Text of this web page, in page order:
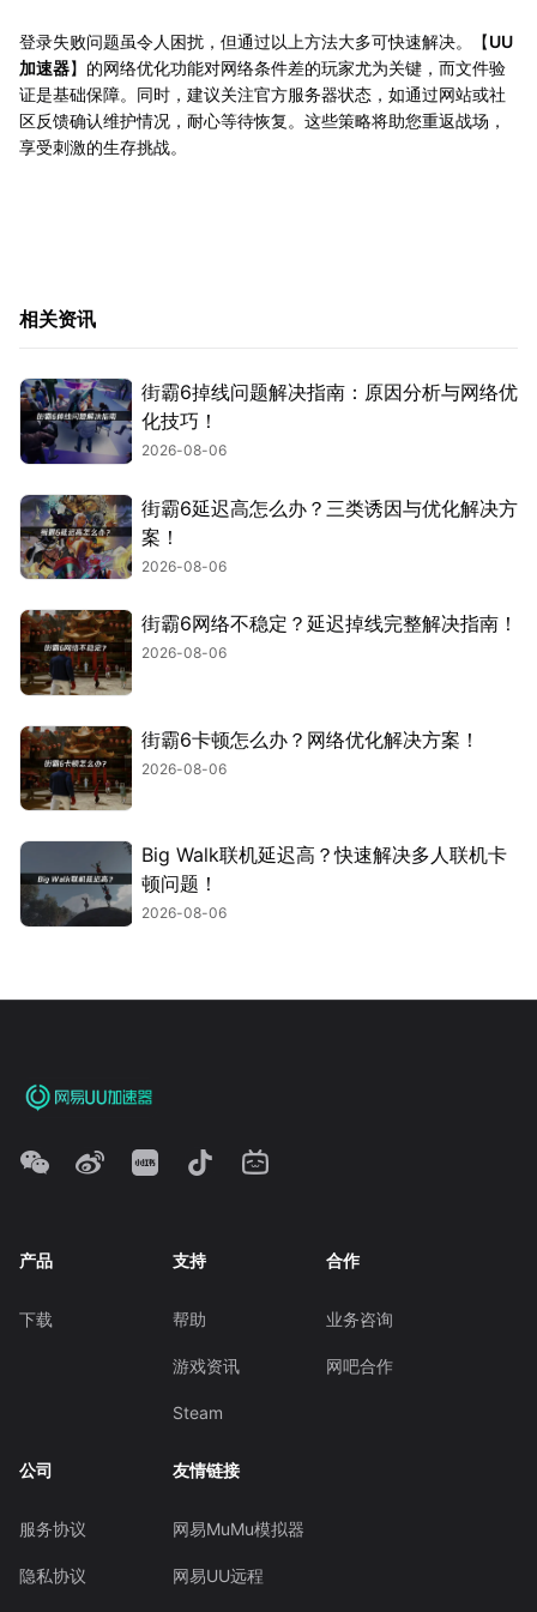
登录失败问题虽令人困扰，但通过以上方法大多可快速解决。【UU
加速器】的网络优化功能对网络条件差的玩家尤为关键，而文件验
证是基础保障。同时，建议关注官方服务器状态，如通过网站或社
区反馈确认维护情况，耐心等待恢复。这些策略将助您重返战场，
享受刺激的生存挑战。
相关资讯
街霸6掉线问题解决指南：原因分析与网络优
化技巧！
2026-08-06
街霸6延迟高怎么办？三类诱因与优化解决方
案！
2026-08-06
街霸6网络不稳定？延迟掉线完整解决指南！
2026-08-06
街霸6卡顿怎么办？网络优化解决方案！
2026-08-06
Big Walk联机延迟高？快速解决多人联机卡
顿问题！
2026-08-06
产品
下载
支持
帮助
游戏资讯
Steam
合作
业务咨询
网吧合作
公司
服务协议
隐私协议
友情链接
网易MuMu模拟器
网易UU远程